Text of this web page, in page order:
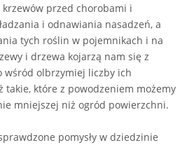
przed chorobami i
i odnawiania nasadzeń, a
tych roślin w pojemnikach i na
i drzewa kojarzą nam się z
wśród olbrzymiej liczby ich
takie, które z powodzeniem możemy
mniejszej niż ogród powierzchni.
pomysły w dziedzinie